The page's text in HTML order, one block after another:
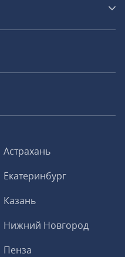
Астрахань
Екатеринбург
Казань
Нижний Новгород
Пенза